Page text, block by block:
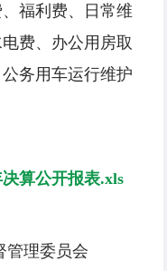
福利费、日常维
费、办公用房取
务用车运行维护
决算公开报表.xls
督管理委员会